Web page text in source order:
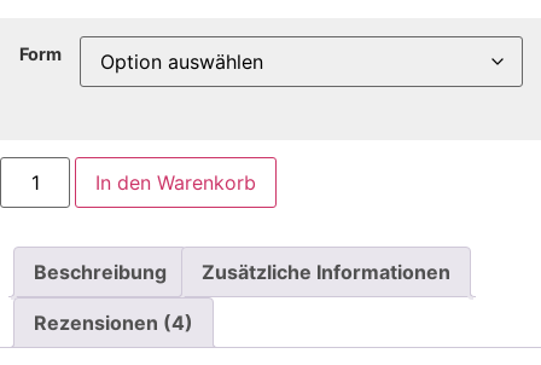
bis
CHF 15.50
Form
Ausverkaufs-
Artikel
und
für
Nager
Menge
In den Warenkorb
Beschreibung Zusätzliche Informationen
Rezensionen (4)